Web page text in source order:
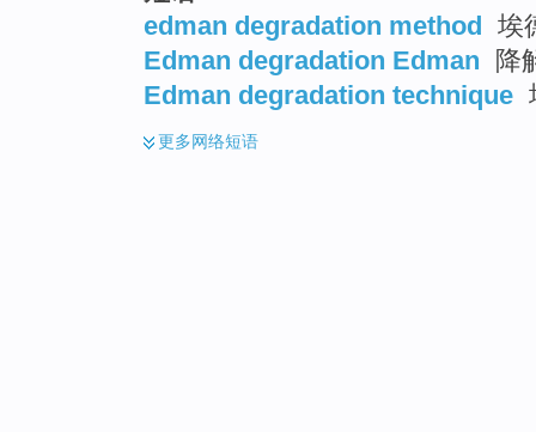
edman degradation method
埃
Edman degradation Edman
降
Edman degradation technique
更多网络短语